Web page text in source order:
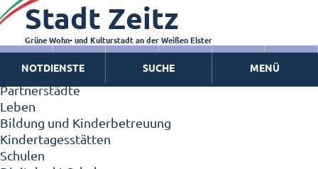
Zeitz - Die Kleinstadt
Willkommen in Zeitz!
Interview mit Oberbürgermeister Christian Thieme
Zeitz - Stadt der Zukunft
Ortschaften
Partnerstädte
Leben
Bildung und Kinderbetreuung
Kindertagesstätten
Schulen
Stadt Zeitz
Grüne Wohn- und Kulturstadt an der Weißen Elster
NOTDIENSTE SUCHE MENÜ